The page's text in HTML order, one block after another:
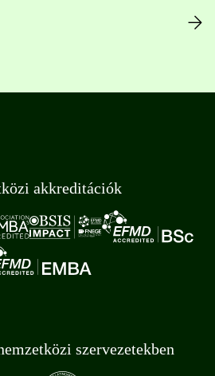
akkreditációk
szervezetekben